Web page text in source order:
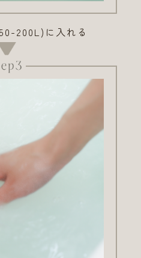
200L)に入れる